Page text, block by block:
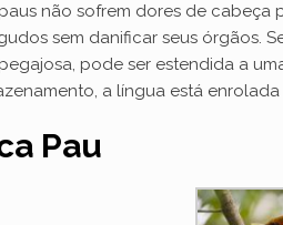
não sofrem dores de cabeça
sem danificar seus órgãos.
pode ser estendida a
a língua está
Pau